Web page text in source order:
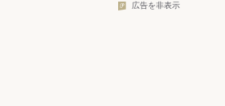
広告を非表示